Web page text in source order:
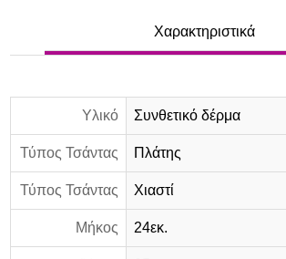
Χαρακτηριστικά
Υλικό Συνθετικό δέρμα
Τύπος Τσάντας Πλάτης
Τύπος Τσάντας Χιαστί
Μήκος 24εκ.